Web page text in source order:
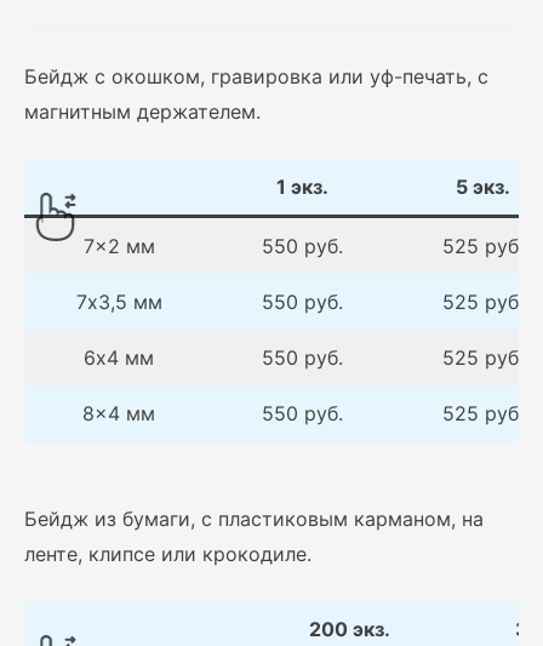
Бейдж с окошком, гравировка или уф-печать, с
магнитным держателем.
1 экз. 5 экз.
7×2 мм 550 руб. 525 руб.
7х3,5 мм 550 руб. 525 руб.
6х4 мм 550 руб. 525 руб.
8×4 мм 550 руб. 525 руб.
Бейдж из бумаги, с пластиковым карманом, на
ленте, клипсе или крокодиле.
200 экз.